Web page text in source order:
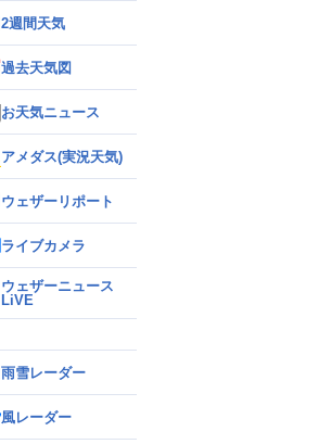
2週間天気
過去天気図
お天気ニュース
アメダス(実況天気)
ウェザーリポート
ライブカメラ
ウェザーニュース
LiVE
雨雪レーダー
風レーダー